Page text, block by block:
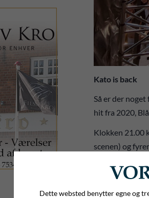
Kato is back
Så er der noget
hit fra 2020,
Klokken 21.00
scenen) og
Og hvem
sende Open
Dette websted benytter egne og